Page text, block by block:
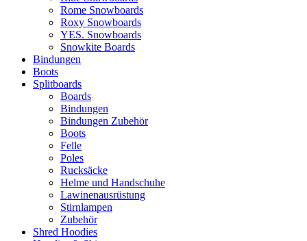
Rome Snowboards
Roxy Snowboards
YES. Snowboards
Snowkite Boards
Bindungen
Boots
Splitboards
Boards
Bindungen
Bindungen Zubehör
Boots
Felle
Poles
Rucksäcke
Helme und Handschuhe
Lawinenausrüstung
Stirnlampen
Zubehör
Shred Hoodies